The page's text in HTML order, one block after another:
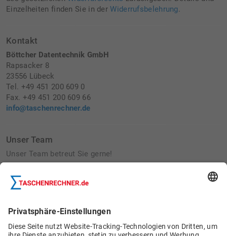
Einzelheiten finden Sie in derWiderrufsbelehrung.
Kontakt
Böttcher Datentechnik GmbH
Rapsacker 8
23556 Lübeck
Tel. +49 451 200 609 0
Fax. +49 451 200 609 66
info@taschenrechner.de
Unser Team
Unser Team betreut Sie gerne!